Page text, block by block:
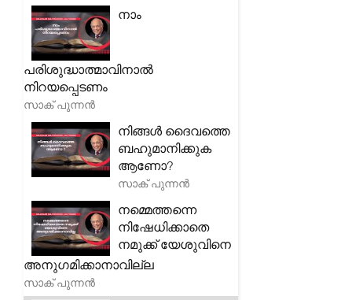
നാം
പരിശുദ്ധാത്മാവിനാൽ
നിറയപ്പെടണം
സാക് പുന്നൻ
നിങ്ങൾ ദൈവത്തെ
ബഹുമാനിക്കുക
ആണോ?
സാക് പുന്നൻ
നമ്മെത്തന്നെ
നിഷേധിക്കാതെ
നമുക്ക് യേശുവിനെ
അനുഗമിക്കാനാവില്ല
സാക് പുന്നൻ